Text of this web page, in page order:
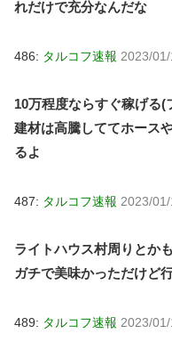
れだけで充分なんだな
486: タルコフ速報 2023/
10万程度ならすぐ稼げる(
建材は高騰しててホース
るよ
487: タルコフ速報 2023/
ライトハウス村周りとか
ガチで美味かっただけど
489: タルコフ速報 2023/